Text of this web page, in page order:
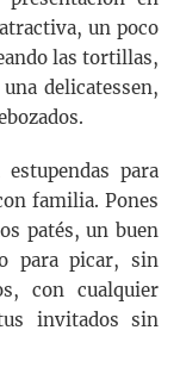
un poco
las tortillas,
delicatessen,
para
familia. Pones
patés, un buen
para picar, sin
con cualquier
invitados sin